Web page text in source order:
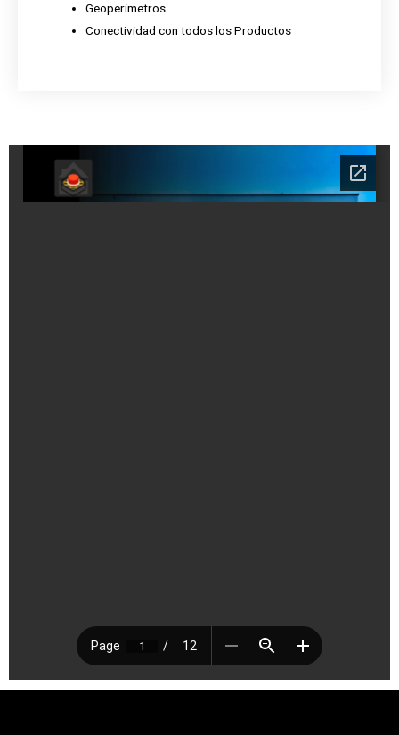
Geoperímetros
Conectividad con todos los Productos